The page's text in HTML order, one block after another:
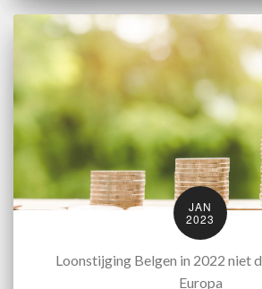
JAN
2023
Loonstijging Belgen in 2022 niet
Europa